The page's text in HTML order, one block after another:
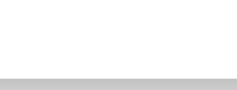
der kan være nøjagtig inden for få